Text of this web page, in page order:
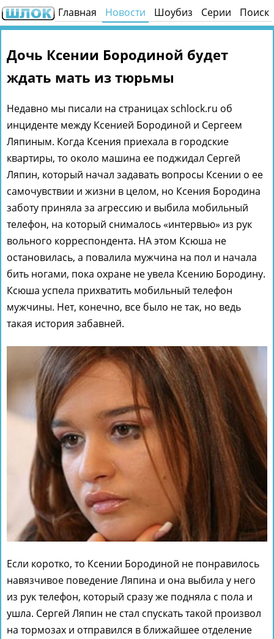
Главная Новости Шоубиз Серии Поиск
Дочь Ксении Бородиной будет
ждать мать из тюрьмы
Недавно мы писали на страницах schlock.ru об
инциденте между Ксенией Бородиной и Сергеем
Ляпиным. Когда Ксения приехала в городские
квартиры, то около машина ее поджидал Сергей
Ляпин, который начал задавать вопросы Ксении о ее
самочувствии и жизни в целом, но Ксения Бородина
заботу приняла за агрессию и выбила мобильный
телефон, на который снималось «интервью» из рук
вольного корреспондента. НА этом Ксюша не
остановилась, а повалила мужчина на пол и начала
бить ногами, пока охране не увела Ксению Бородину.
Ксюша успела прихватить мобильный телефон
мужчины. Нет, конечно, все было не так, но ведь
такая история забавней.
Если коротко, то Ксении Бородиной не понравилось
навязчивое поведение Ляпина и она выбила у него
из рук телефон, который сразу же подняла с пола и
ушла. Сергей Ляпин не стал спускать такой произвол
на тормозах и отправился в ближайшее отделение